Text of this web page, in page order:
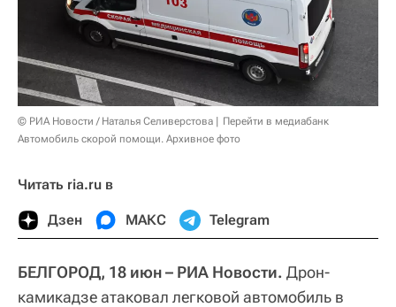
© РИА Новости / Наталья Селиверстова
Перейти в медиабанк
Автомобиль скорой помощи. Архивное фото
Читать ria.ru в
Дзен МАКС Telegram
БЕЛГОРОД, 18 июн – РИА Новости. Дрон-
камикадзе атаковал легковой автомобиль в